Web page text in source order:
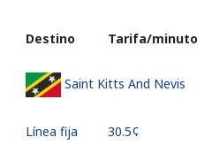
Destino Tarifa/minuto
Saint Kitts And Nevis
Línea fija ⁦30.5¢⁩